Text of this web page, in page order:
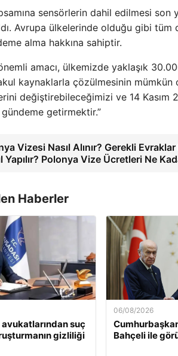
sensörlerin dahil edilmesi
Avrupa ülkelerinde olduğu gibi
alma hakkına sahiptir.
amacı, ülkemizde yaklaşık
kaynaklarla çözülmesinin
değiştirebileceğimizi ve 14 Kasım
getirmektir.”
Vizesi Nasıl Alınır? Gerekli
Yapılır? Polonya Vize Ücretleri Ne
Haberler
avukatlarından suç
gizliliği
06/08/2026
Bahçeli ile